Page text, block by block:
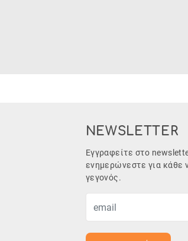
NEWSLETTER
Εγγραφείτε στο
ενημερώνεστε για κάθε
γεγονός.